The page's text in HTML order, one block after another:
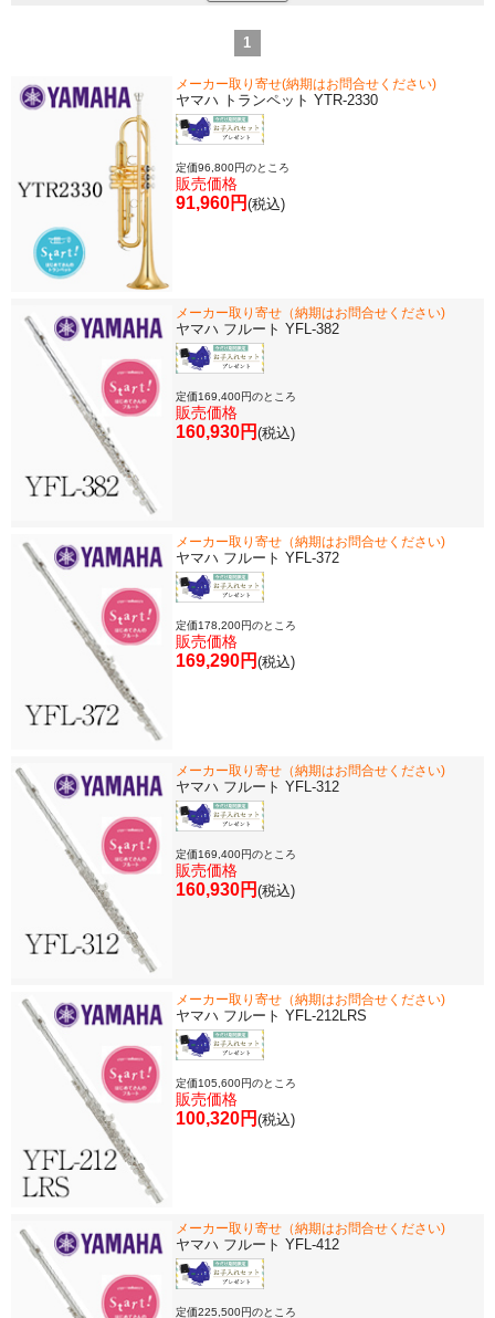
1
メーカー取り寄せ(納期はお問合せください)
ヤマハ トランペット YTR-2330
定価96,800円のところ
販売価格
91,960円 (税込)
メーカー取り寄せ（納期はお問合せください)
ヤマハ フルート YFL-382
定価169,400円のところ
販売価格
160,930円 (税込)
メーカー取り寄せ（納期はお問合せください)
ヤマハ フルート YFL-372
定価178,200円のところ
販売価格
169,290円 (税込)
メーカー取り寄せ（納期はお問合せください)
ヤマハ フルート YFL-312
定価169,400円のところ
販売価格
160,930円 (税込)
メーカー取り寄せ（納期はお問合せください)
ヤマハ フルート YFL-212LRS
定価105,600円のところ
販売価格
100,320円 (税込)
メーカー取り寄せ（納期はお問合せください)
ヤマハ フルート YFL-412
定価225,500円のところ